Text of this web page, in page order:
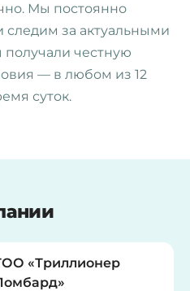
Мы постоянно
следим за актуальными
честную
— в любом из 12
суток.
«Триллионер